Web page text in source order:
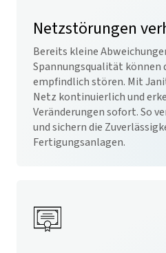
Netzstörungen
Bereits kleine
Spannungsqualität können
empfindlich stören. Mit
Netz kontinuierlich und
Veränderungen sofort. So
und sichern die
Fertigungsanlagen.